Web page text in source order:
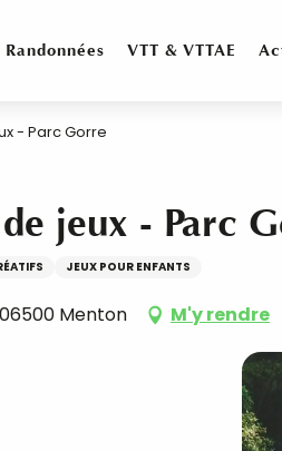
Randonnées VTT & VTTAE
- Parc Gorre
jeux - Parc
JEUX POUR ENFANTS
Menton M'y rendre